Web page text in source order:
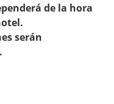
de la hora
serán